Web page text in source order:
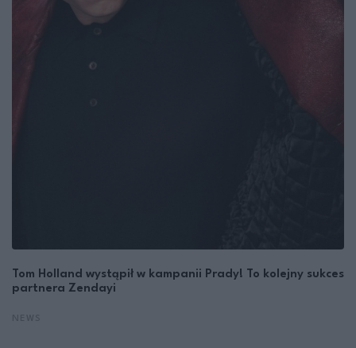
Tom Holland wystąpił w kampanii Prady! To kolejny sukces
partnera Zendayi